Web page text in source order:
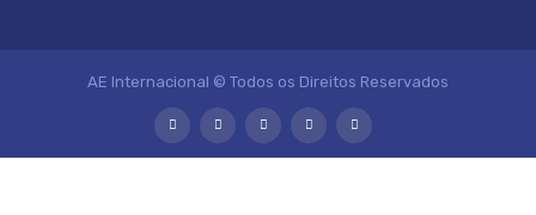
AE Internacional © Todos os Direitos Reservados